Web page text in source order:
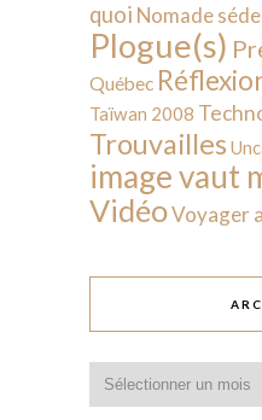
quoi Nomade
Plogue(s)
Québec
Taïwan 2008
Trouvailles
image vaut
VidéoVoyager